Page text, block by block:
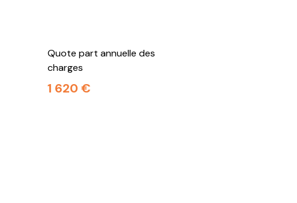
Quote part annuelle des
charges
1 620 €